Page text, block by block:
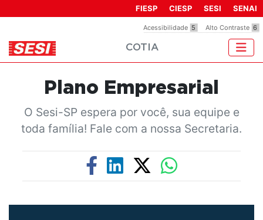
inclui
um
acessibilidade.
Acessibilidade 5 Alto Contraste 6
FIESP CIESP SESI SENAI
COTIA
Plano Empresarial
O Sesi-SP espera por você, sua equipe e
toda família! Fale com a nossa Secretaria.